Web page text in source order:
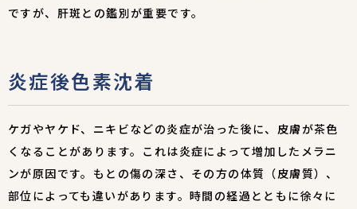
ですが、肝斑との鑑別が重要です。
炎症後色素沈着
ケガやヤケド、ニキビなどの炎症が治った後に、皮膚が茶色
くなることがあります。これは炎症によって増加したメラニ
ンが原因です。もとの傷の深さ、その方の体質（皮膚質）、
部位によっても違いがあります。時間の経過とともに徐々に